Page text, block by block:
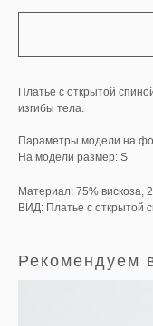
Платье с открытой
изгибы тела.
Параметры модели на
На модели размер: S
Материал: 75% вискоза,
ВИД: Платье с открытой
Рекомендуем